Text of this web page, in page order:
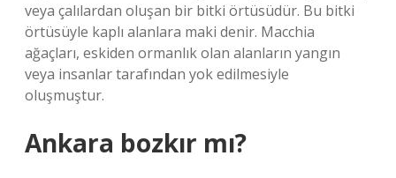
veya çalılardan oluşan bir bitki örtüsüdür. Bu bitki
örtüsüyle kaplı alanlara maki denir. Macchia
ağaçları, eskiden ormanlık olan alanların yangın
veya insanlar tarafından yok edilmesiyle
oluşmuştur.
Ankara bozkır mı?